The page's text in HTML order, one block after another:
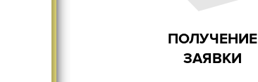
ПОЛУЧЕНИЕ
ЗАЯВКИ